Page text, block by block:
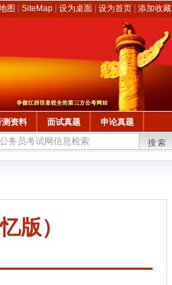
图 SiteMap 设为桌面 设为首页 添加收藏
测资料 面试真题 申论真题
搜索
版）